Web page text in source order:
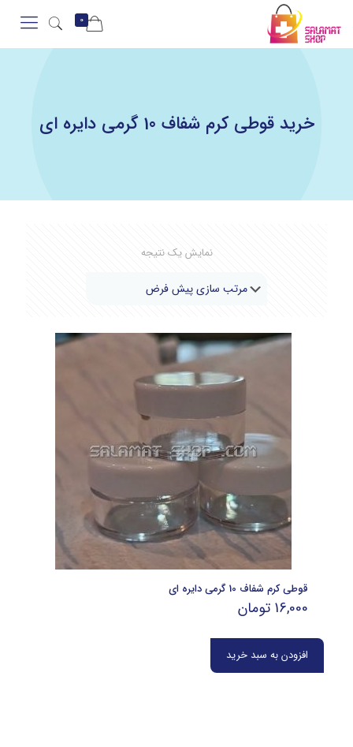
0
خرید قوطی کرم شفاف 10 گرمی دایره ای
نمایش یک نتیجه
قوطی کرم شفاف 10 گرمی دایره ای
16,000 تومان
افزودن به سبد خرید